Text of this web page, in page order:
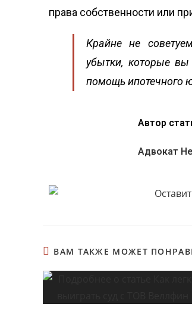
права собственности или
Крайне не
убытки, которые
помощь
Автор
Адвокат
ВАМ ТАКЖЕ МОЖЕТ